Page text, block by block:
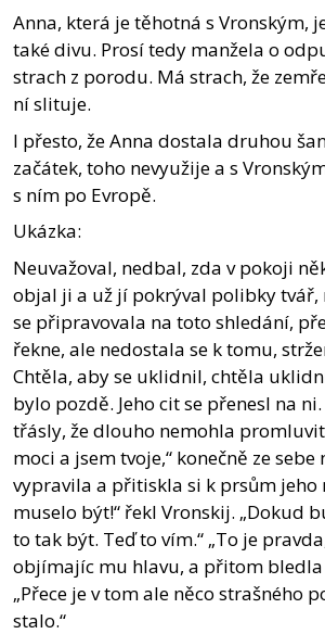
Anna, která je těhotná s Vronským,
také divu. Prosí tedy manžela o
strach z porodu. Má strach, že
ní slituje.
I přesto, že Anna dostala druhou
začátek, toho nevyužije a s
s ním po Evropě.
Ukázka:
Neuvažoval, nedbal, zda v pokoji
objal ji a už jí pokrýval polibky tvář,
se připravovala na toto shledání,
řekne, ale nedostala se k tomu,
Chtěla, aby se uklidnil, chtěla
bylo pozdě. Jeho cit se přenesl na
třásly, že dlouho nemohla
moci a jsem tvoje,“ konečně ze sebe
vypravila a přitiskla si k prsům jeho
muselo být!“ řekl Vronskij. „Dokud
to tak být. Teď to vím.“ „To je
objímajíc mu hlavu, a přitom bledla
„Přece je v tom ale něco strašného
stalo.“